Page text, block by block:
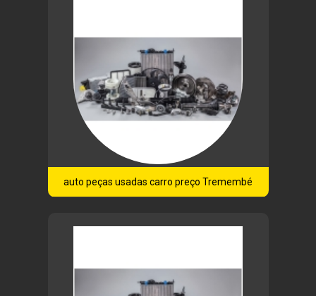
auto peças usadas carro preço Tremembé